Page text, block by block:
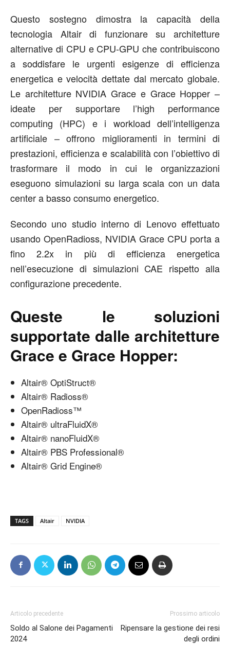
Questo sostegno dimostra la capacità della
tecnologia Altair di funzionare su architetture
alternative di CPU e CPU-GPU che contribuiscono
a soddisfare le urgenti esigenze di efficienza
energetica e velocità dettate dal mercato globale.
Le architetture NVIDIA Grace e Grace Hopper –
ideate per supportare l’high performance
computing (HPC) e i workload dell’intelligenza
artificiale – offrono miglioramenti in termini di
prestazioni, efficienza e scalabilità con l’obiettivo di
trasformare il modo in cui le organizzazioni
eseguono simulazioni su larga scala con un data
center a basso consumo energetico.
Secondo uno studio interno di Lenovo effettuato
usando OpenRadioss, NVIDIA Grace CPU porta a
fino 2.2x in più di efficienza energetica
nell’esecuzione di simulazioni CAE rispetto alla
configurazione precedente.
Queste le soluzioni
supportate dalle architetture
Grace e Grace Hopper:
Altair® OptiStruct®
Altair® Radioss®
OpenRadioss™
Altair® ultraFluidX®
Altair® nanoFluidX®
Altair® PBS Professional®
Altair® Grid Engine®
TAGS Altair NVIDIA
Articolo precedente
Soldo al Salone dei Pagamenti
2024
Prossimo articolo
Ripensare la gestione dei resi
degli ordini